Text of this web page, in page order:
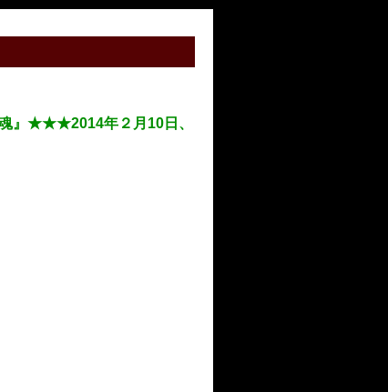
』★★★2014年２月10日、